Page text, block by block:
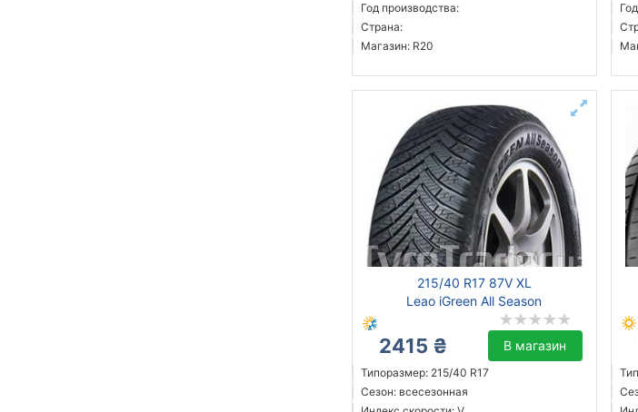
Год производства:
Страна:
Магазин: R20
215/40 R17 87V XL
Leao iGreen All Season
2415 ₴ В магазин
Типоразмер: 215/40 R17
Сезон: всесезонная